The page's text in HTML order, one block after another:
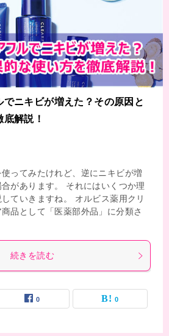
ニキビが増えた？その原因と
解説！
ってみたけれど、逆にニキビが増
があります。 それにはいくつか理
ていきますね。 オルビス薬用クリ
品として「医薬部外品」に分類さ
続きを読む
0 0